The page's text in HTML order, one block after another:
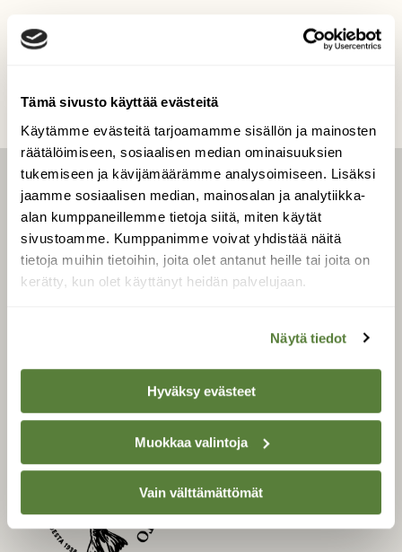
Tämä sivusto käyttää evästeitä
Käytämme evästeitä tarjoamamme sisällön ja mainosten
räätälöimiseen, sosiaalisen median ominaisuuksien
tukemiseen ja kävijämäärämme analysoimiseen. Lisäksi
jaamme sosiaalisen median, mainosalan ja analytiikka-
alan kumppaneillemme tietoja siitä, miten käytät
sivustoamme. Kumppanimme voivat yhdistää näitä
tietoja muihin tietoihin, joita olet antanut heille tai joita on
kerätty, kun olet käyttänyt heidän palvelujaan.
Näytä tiedot
Hyväksy evästeet
Muokkaa valintoja
Vain välttämättömät
LEHTI
Uusin lehti
Tilaa Suomen Luonto
Tilaa digilukuoikeus
Tilaa uutiskirje
SUOMEN LUONNON­
SUOJELU­LIITTO
Suomen Luonto -lehden
kustantaja on
luonnonsuojelu­liitto